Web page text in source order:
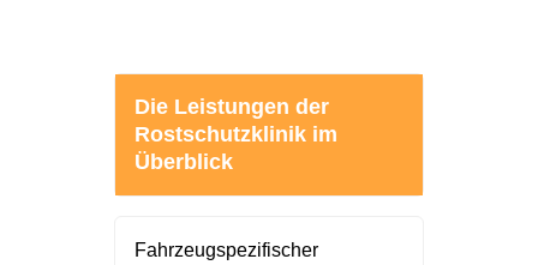
Die Leistungen der
Rostschutzklinik im
Überblick
Fahrzeugspezifischer